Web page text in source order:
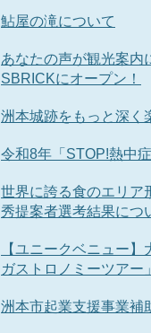
鮎屋の滝について
あなたの声が観光案内
SBRICKにオープン！
洲本城跡をもっと深く
令和8年「STOP!熱中
世界に誇る食のエリア
秀提案者選考結果につ
【ユニークベニュー
ガストロノミーツアー」
洲本市起業支援事業補